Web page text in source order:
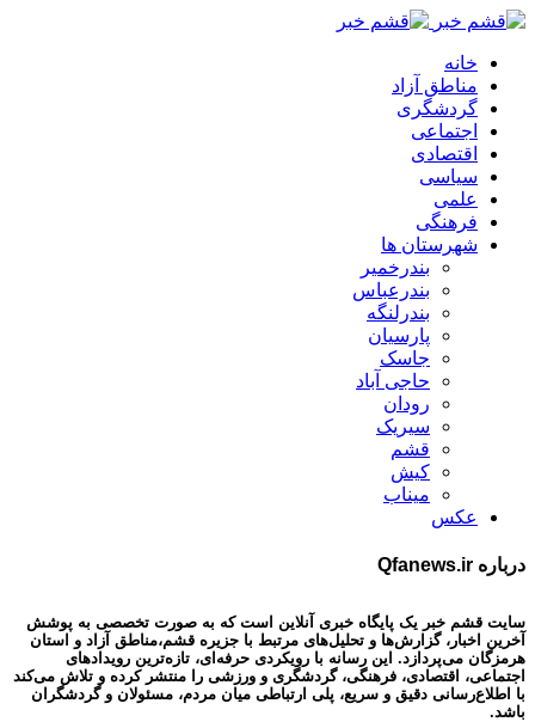
خانه
مناطق آزاد
گردشگری
اجتماعی
اقتصادی
سیاسی
علمی
فرهنگی
شهرستان ها
بندرخمیر
بندرعباس
بندرلنگه
پارسیان
جاسک
حاجی آباد
رودان
سیریک
قشم
کیش
میناب
عکس
درباره Qfanews.ir
سایت قشم خبر یک پایگاه خبری آنلاین است که به صورت تخصصی به پوشش
آخرین اخبار، گزارش‌ها و تحلیل‌های مرتبط با جزیره قشم،مناطق آزاد و استان
هرمزگان می‌پردازد. این رسانه با رویکردی حرفه‌ای، تازه‌ترین رویدادهای
اجتماعی، اقتصادی، فرهنگی، گردشگری و ورزشی را منتشر کرده و تلاش می‌کند
با اطلاع‌رسانی دقیق و سریع، پلی ارتباطی میان مردم، مسئولان و گردشگران
باشد.